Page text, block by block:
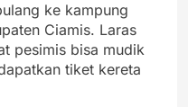
ke kampung
Ciamis. Laras
pesimis bisa mudik
tiket kereta